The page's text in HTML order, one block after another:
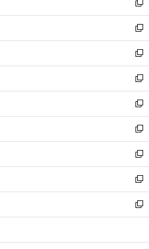
く
で
開
く
ド
ウ
で
開
く
い
ウ
ィ
ン
ド
ウ
で
開
く
新
し
い
ウ
ィ
ン
ド
ウ
で
開
く
新
し
い
ウ
ィ
ン
ド
ウ
で
開
く
新
し
い
ウ
ィ
ン
ド
ウ
で
開
く
新
し
い
ウ
ィ
ン
ド
ウ
で
開
く
新
し
い
ウ
ィ
ン
ド
ウ
で
開
新
し
い
ウ
ィ
ン
ド
ウ
開
新
し
い
ウ
ィ
ン
ウ
新
し
い
ウ
ン
新
し
ウ